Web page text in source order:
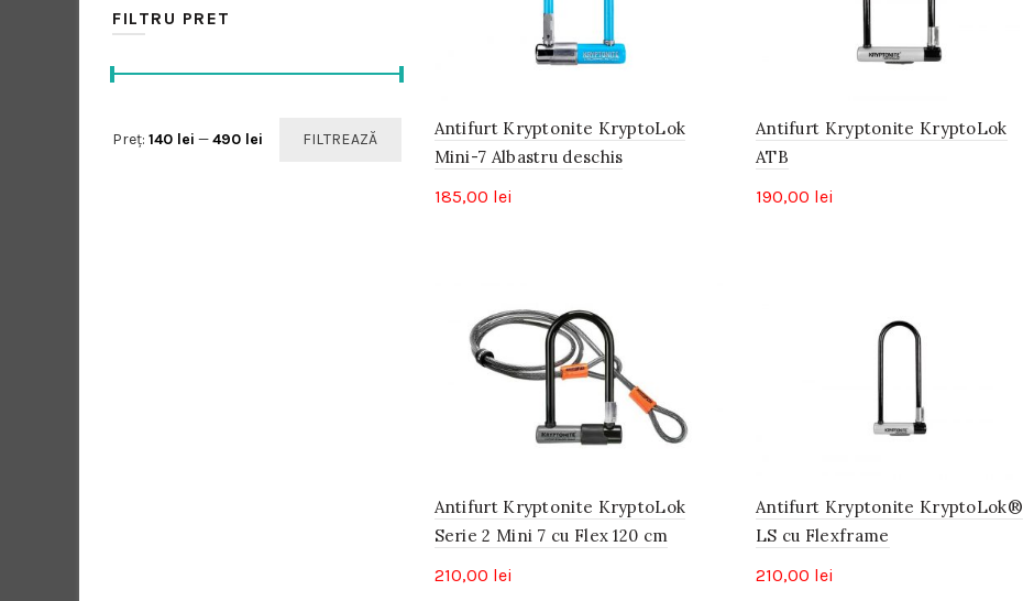
Antifurt Kryptonite KryptoLok
Mini-7 Albastru deschis
185,00 lei
Antifurt Kryptonite KryptoLok
ATB
190,00 lei
Antifurt Kryptonite KryptoLok
Serie 2 Mini 7 cu Flex 120 cm
210,00 lei
Antifurt Kryptonite KryptoLok®
LS cu Flexframe
210,00 lei
FILTRU PRET
Preț
Preț
FILTREAZĂ
Preț: 140 lei —490 lei